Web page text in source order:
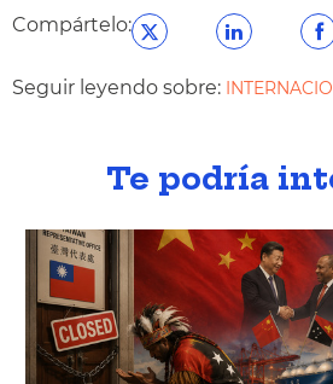
Compártelo:
Seguir leyendo sobre:
Te podría